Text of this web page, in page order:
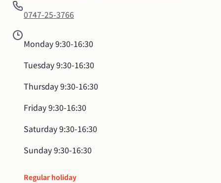
0747-25-3766
Monday9:30-16:30
Tuesday9:30-16:30
Thursday9:30-16:30
Friday9:30-16:30
Saturday9:30-16:30
Sunday9:30-16:30
Regular holiday